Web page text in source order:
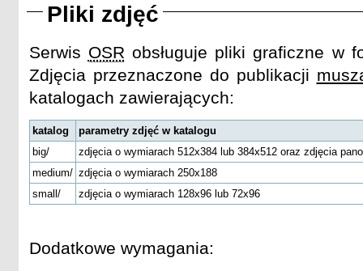
Pliki zdjęć
Serwis OSR obsługuje pliki graficzne w
Zdjęcia przeznaczone do publikacji
katalogach zawierających:
katalog
parametry zdjęć w katalogu
big/
zdjęcia o wymiarach 512x384 lub 384x512 oraz zdjęcia
medium/ zdjęcia o wymiarach 250x188
small/
zdjęcia o wymiarach 128x96 lub 72x96
Dodatkowe wymagania: